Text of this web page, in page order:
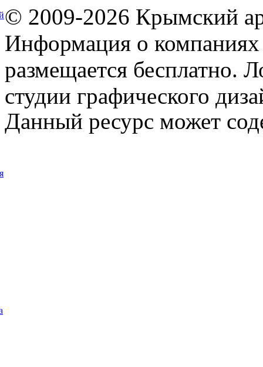
© 2009-2026 Крымский
Информация о компаниях
размещается бесплатно.
студии графического
Данный ресурс может